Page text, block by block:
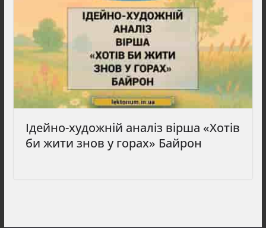
Ідейно-художній аналіз вірша «Хотів
би жити знов у горах» Байрон